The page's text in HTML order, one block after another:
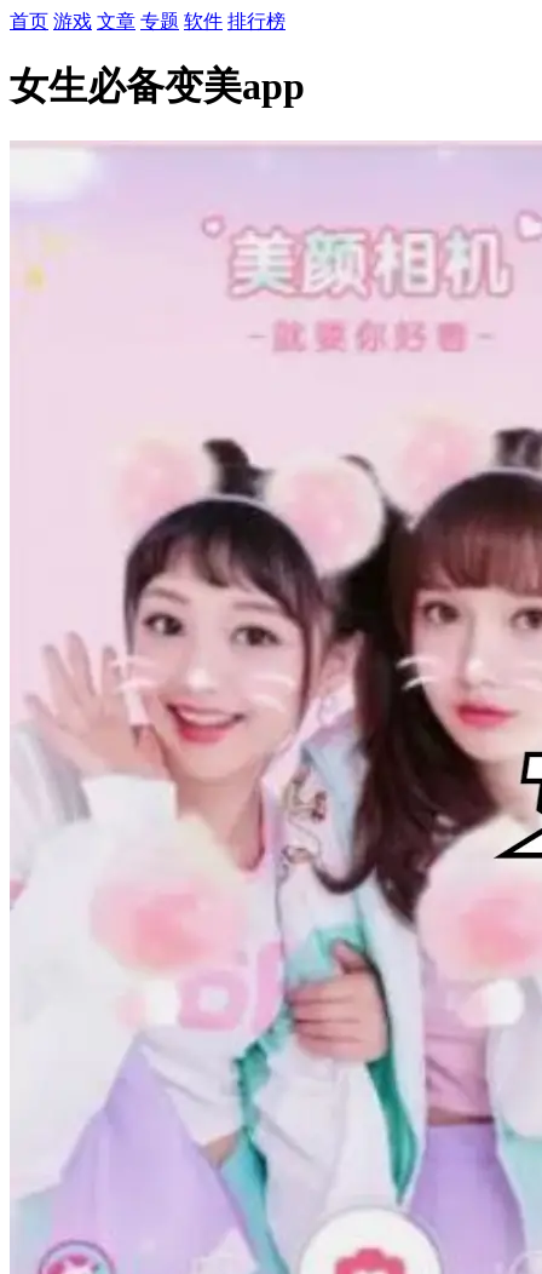
首页 游戏 文章 专题 软件 排行榜
女生必备变美app